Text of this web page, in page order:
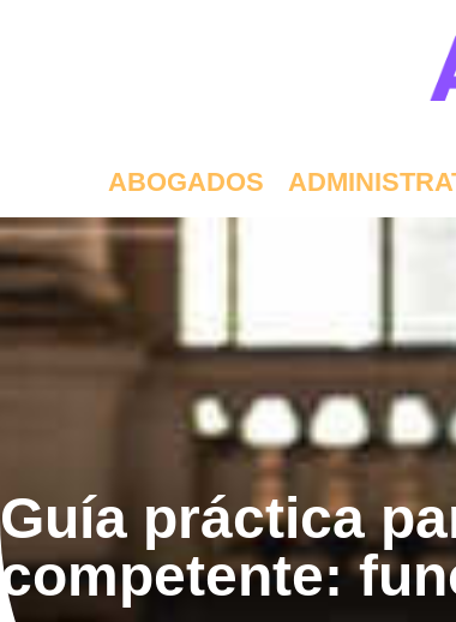
ABOGADOS
Guía práctica
competente: